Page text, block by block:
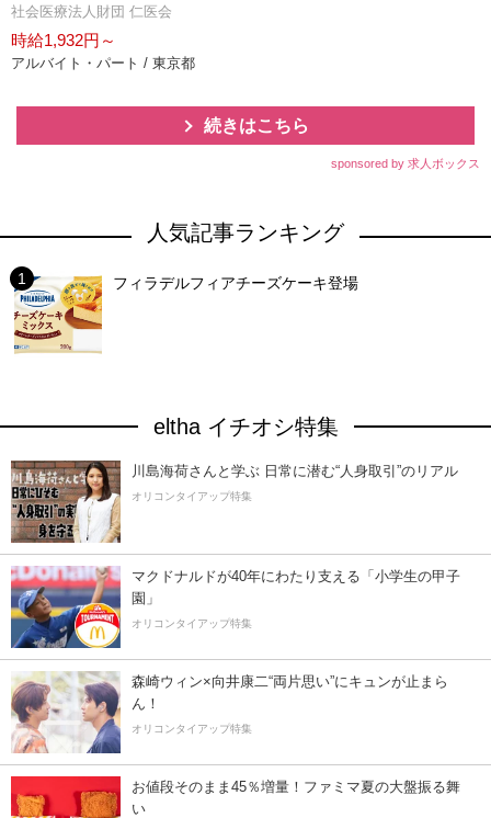
社会医療法人財団 仁医会
時給1,932円～
アルバイト・パート / 東京都
続きはこちら
sponsored by 求人ボックス
人気記事ランキング
フィラデルフィアチーズケーキ登場
eltha イチオシ特集
川島海荷さんと学ぶ 日常に潜む“人身取引”のリアル
オリコンタイアップ特集
マクドナルドが40年にわたり支える「小学生の甲子
園」
オリコンタイアップ特集
森崎ウィン×向井康二“両片思い”にキュンが止まら
ん！
オリコンタイアップ特集
お値段そのまま45％増量！ファミマ夏の大盤振る舞
い